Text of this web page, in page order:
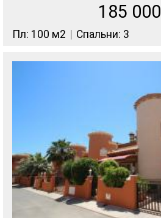
185 000
Пл: 100 м2 Спальни: 3